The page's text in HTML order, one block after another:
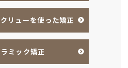
リューを使った矯正
ミック矯正